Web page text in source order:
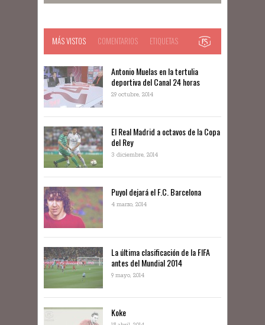
MÁS VISTOS COMENTARIOS ETIQUETAS
Antonio Muelas en la tertulia
deportiva del Canal 24 horas
29 octubre, 2014
El Real Madrid a octavos de la Copa
del Rey
3 diciembre, 2014
Puyol dejará el F.C. Barcelona
4 marzo, 2014
La última clasificación de la FIFA
antes del Mundial 2014
9 mayo, 2014
Koke